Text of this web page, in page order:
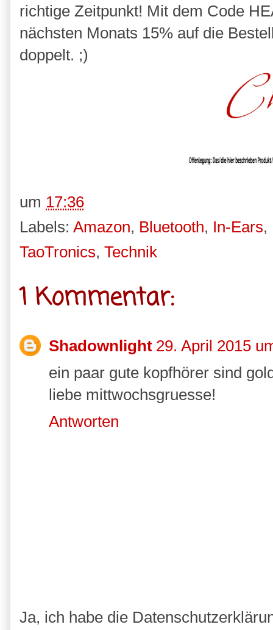
richtige Zeitpunkt! Mit dem Code
nächsten Monats 15% auf die
doppelt. ;)
um 17:36
Labels: Amazon, Bluetooth, In-Ears,
TaoTronics, Technik
1 Kommentar:
Shadownlight 29. April 2015
ein paar gute kopfhörer sind
liebe mittwochsgruesse!
Antworten
Ja, ich habe die